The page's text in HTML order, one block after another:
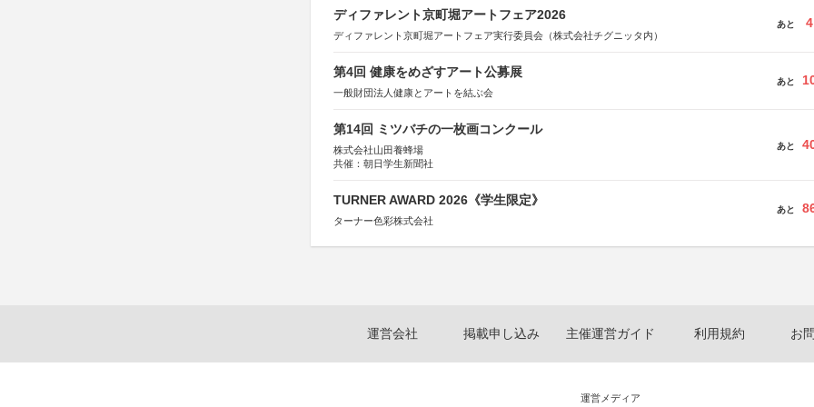
ディファレント京町堀アートフェア2026
ディファレント京町堀アートフェア実行委員会（株式会社チグニッタ内）
あと 4
第4回 健康をめざすアート公募展
一般財団法人健康とアートを結ぶ会
あと
第14回 ミツバチの一枚画コンクール
株式会社山田養蜂場
共催：朝日学生新聞社
あと
TURNER AWARD 2026《学生限定》
ターナー色彩株式会社
あと
運営会社 掲載申し込み 主催運営ガイド 利用規約 お
運営メディア